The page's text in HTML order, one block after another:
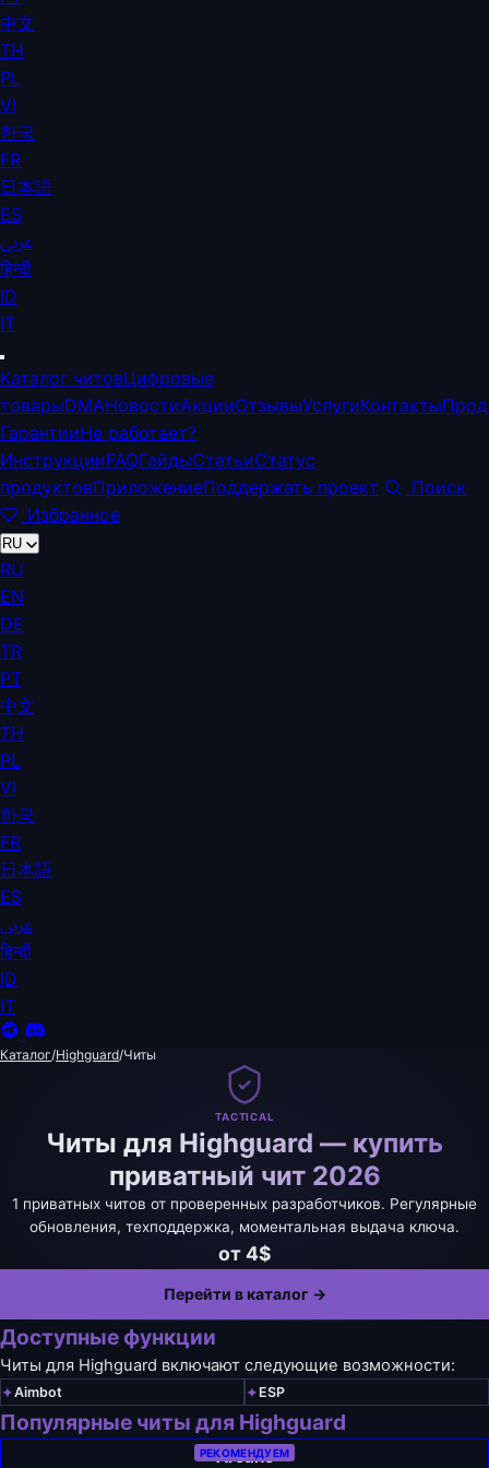
中文
TH
PL
VI
한국
FR
日本語
ES
عربي
हिन्दी
ID
IT
Каталог читовЦифровые
товарыDMAНовостиАкцииОтзывыУслугиКонтакты
ГарантииНе работает?
ИнструкцииFAQГайдыСтатьиСтатус
продуктовПриложениеПоддержать проект
Поиск
Избранное
RU
RU
EN
DE
TR
PT
中文
TH
PL
VI
한국
FR
日本語
ES
عربي
हिन्दी
ID
IT
Каталог/Highguard/Читы
TACTICAL
Читы для Highguard — купить
приватный чит 2026
1 приватных читов от проверенных разработчиков. Регулярные
обновления, техподдержка, моментальная выдача ключа.
от 4$
Перейти в каталог →
Доступные функции
Читы для Highguard включают следующие возможности:
✦Aimbot ✦ ESP
Популярные читы для Highguard
РЕКОМЕНДУЕМ
Arcane